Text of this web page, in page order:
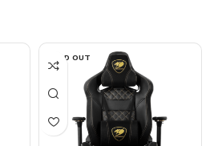
SOLD OUT